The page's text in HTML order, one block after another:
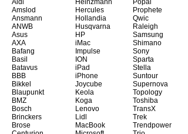
Aldi
Amslod
Ansmann
ANWB
Asus
AXA
Bafang
Basil
Batavus
BBB
Bikkel
Blaupunkt
BMZ
Bosch
Brinckers
Brose
Heinzmann
Hercules
Hollandia
Husqvarna
HP
iMac
Impulse
ION
iPad
iPhone
Joycube
Keola
Koga
Lenovo
Lidl
MacBook
Popal
Prophete
Qwic
Raleigh
Samsung
Shimano
Sony
Sparta
Stella
Suntour
Supernova
Topology
Toshiba
TransX
Trek
Trendpower